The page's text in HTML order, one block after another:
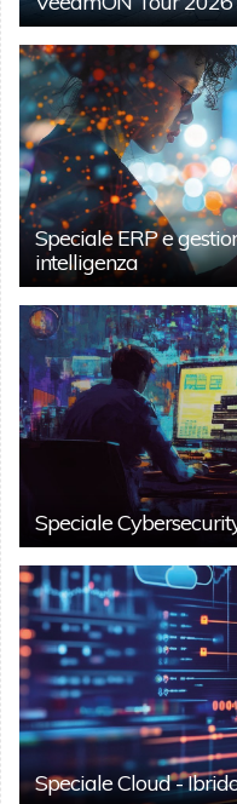
Speciale ERP e
intelligenza
Speciale
Speciale Cloud -